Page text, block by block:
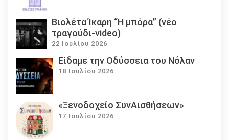
Βιολέτα Ίκαρη “Η μπόρα” (νέο
τραγούδι-video)
22 Ιουλίου 2026
Eίδαμε την Οδύσσεια του Νόλαν
18 Ιουλίου 2026
«Ξενοδοχείο ΣυνΑισθήσεων»
17 Ιουλίου 2026